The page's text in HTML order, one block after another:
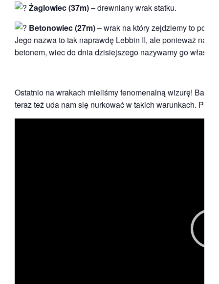
Żaglowiec (37m)– drewniany wrak statku.
Betonowiec (27m)– wrak na który zejdziemy to
Jego nazwa to tak naprawdę Lebbin II, ale ponieważ na
betonem, wiec do dnia dzisiejszego nazywamy go
Ostatnio na wrakach mieliśmy fenomenalną wizurę!
teraz też uda nam się nurkować w takich warunkach.